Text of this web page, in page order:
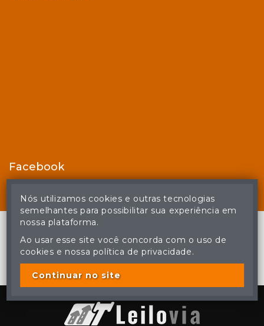
Facebook
© Casa de Leilões - Todos os direitos reservados
A cópia ou reprodução não autorizada do conteúdo deste site
poderá acarretar em penas previstas em lei.
Nós utilizamos cookies e outras tecnologias
semelhantes para possibilitar sua experiência em
nossa plataforma.
Ao usar esse site você concorda com o uso de
cookies e nossa política de privacidade.
Continuar no site